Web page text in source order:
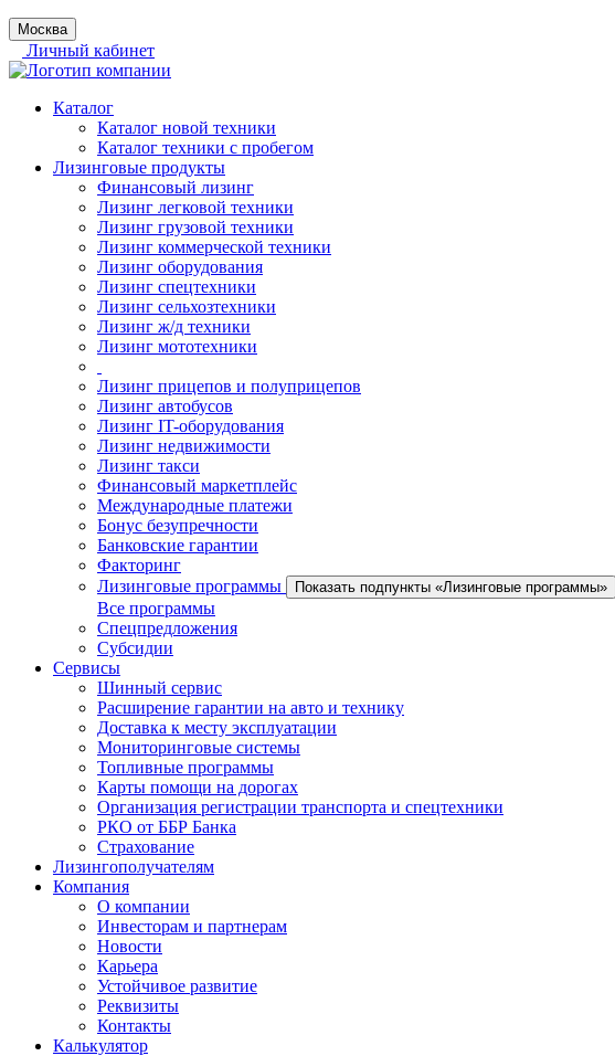
Москва
Личный кабинет
Каталог
Каталог новой техники
Каталог техники с пробегом
Лизинговые продукты
Финансовый лизинг
Лизинг легковой техники
Лизинг грузовой техники
Лизинг коммерческой техники
Лизинг оборудования
Лизинг спецтехники
Лизинг сельхозтехники
Лизинг ж/д техники
Лизинг мототехники
Лизинг прицепов и полуприцепов
Лизинг автобусов
Лизинг IT-оборудования
Лизинг недвижимости
Лизинг такси
Финансовый маркетплейс
Международные платежи
Бонус безупречности
Банковские гарантии
Факторинг
Лизинговые программы
Показать подпункты «Лизинговые программы»
Все программы
Спецпредложения
Субсидии
Сервисы
Шинный сервис
Расширение гарантии на авто и технику
Доставка к месту эксплуатации
Мониторинговые системы
Топливные программы
Карты помощи на дорогах
Организация регистрации транспорта и спецтехники
РКО от ББР Банка
Страхование
Лизингополучателям
Компания
О компании
Инвесторам и партнерам
Новости
Карьера
Устойчивое развитие
Реквизиты
Контакты
Калькулятор